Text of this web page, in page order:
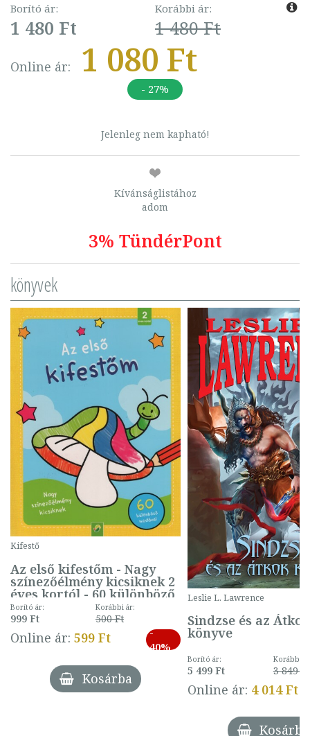
Borító ár:
1 480 Ft
Korábbi ár:
1 480 Ft
Online ár: 1 080 Ft
- 27%
Jelenleg nem kapható!
Kívánságlistához
adom
3% TündérPont
könyvek
Kifestő
Az első kifestőm - Nagy
színezőélmény kicsiknek 2
éves kortól - 60 különböző
mintával (gombás)
Borító ár:
999 Ft
Korábbi ár:
500 Ft
Online ár: 599 Ft
-
40%
Kosárba
Leslie L. Lawrence
Sindzse és az Átkok
könyve
Borító ár:
5 499 Ft
Korábbi
3 849 Ft
Online ár: 4 014 Ft
Kosárba